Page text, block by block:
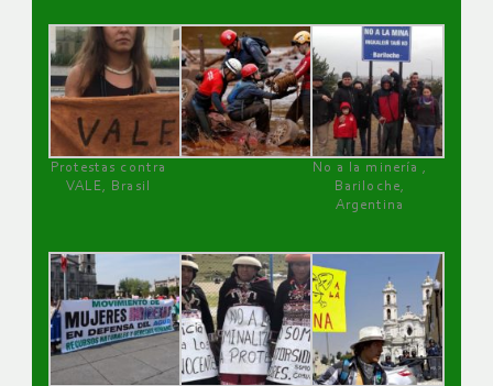
Protestas contra
VALE, Brasil
No a la minería ,
Bariloche,
Argentina